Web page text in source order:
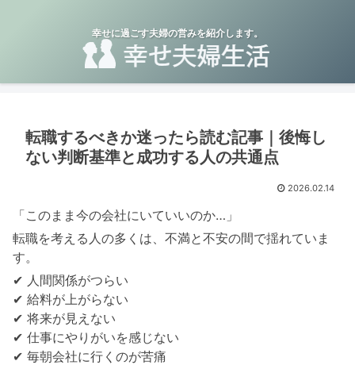
幸せに過ごす夫婦の営みを紹介します。
転職するべきか迷ったら読む記事｜後悔し
ない判断基準と成功する人の共通点
2026.02.14
「このまま今の会社にいていいのか…」
転職を考える人の多くは、不満と不安の間で揺れていま
す。
✔ 人間関係がつらい
✔ 給料が上がらない
✔ 将来が見えない
✔ 仕事にやりがいを感じない
✔ 毎朝会社に行くのが苦痛